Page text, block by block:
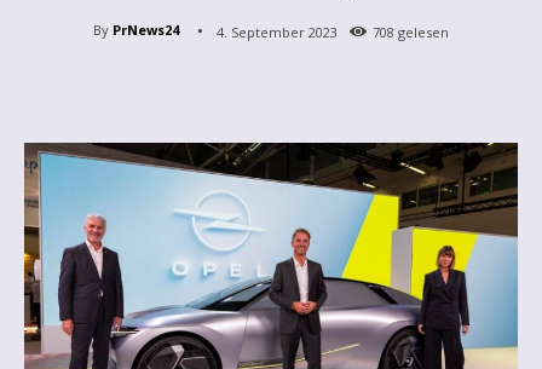
By PrNews24 4. September 2023 708 gelesen